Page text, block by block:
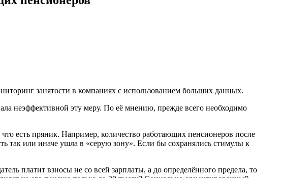
занятости в компаниях с использованием больших данных.
неэффективной эту меру. По её мнению, прежде всего необходимо
есть пряник. Например, количество работающих пенсионеров после
так или иначе ушла в «серую зону». Если бы сохранялись стимулы к
платит взносы не со всей зарплаты, а до определённого предела, то